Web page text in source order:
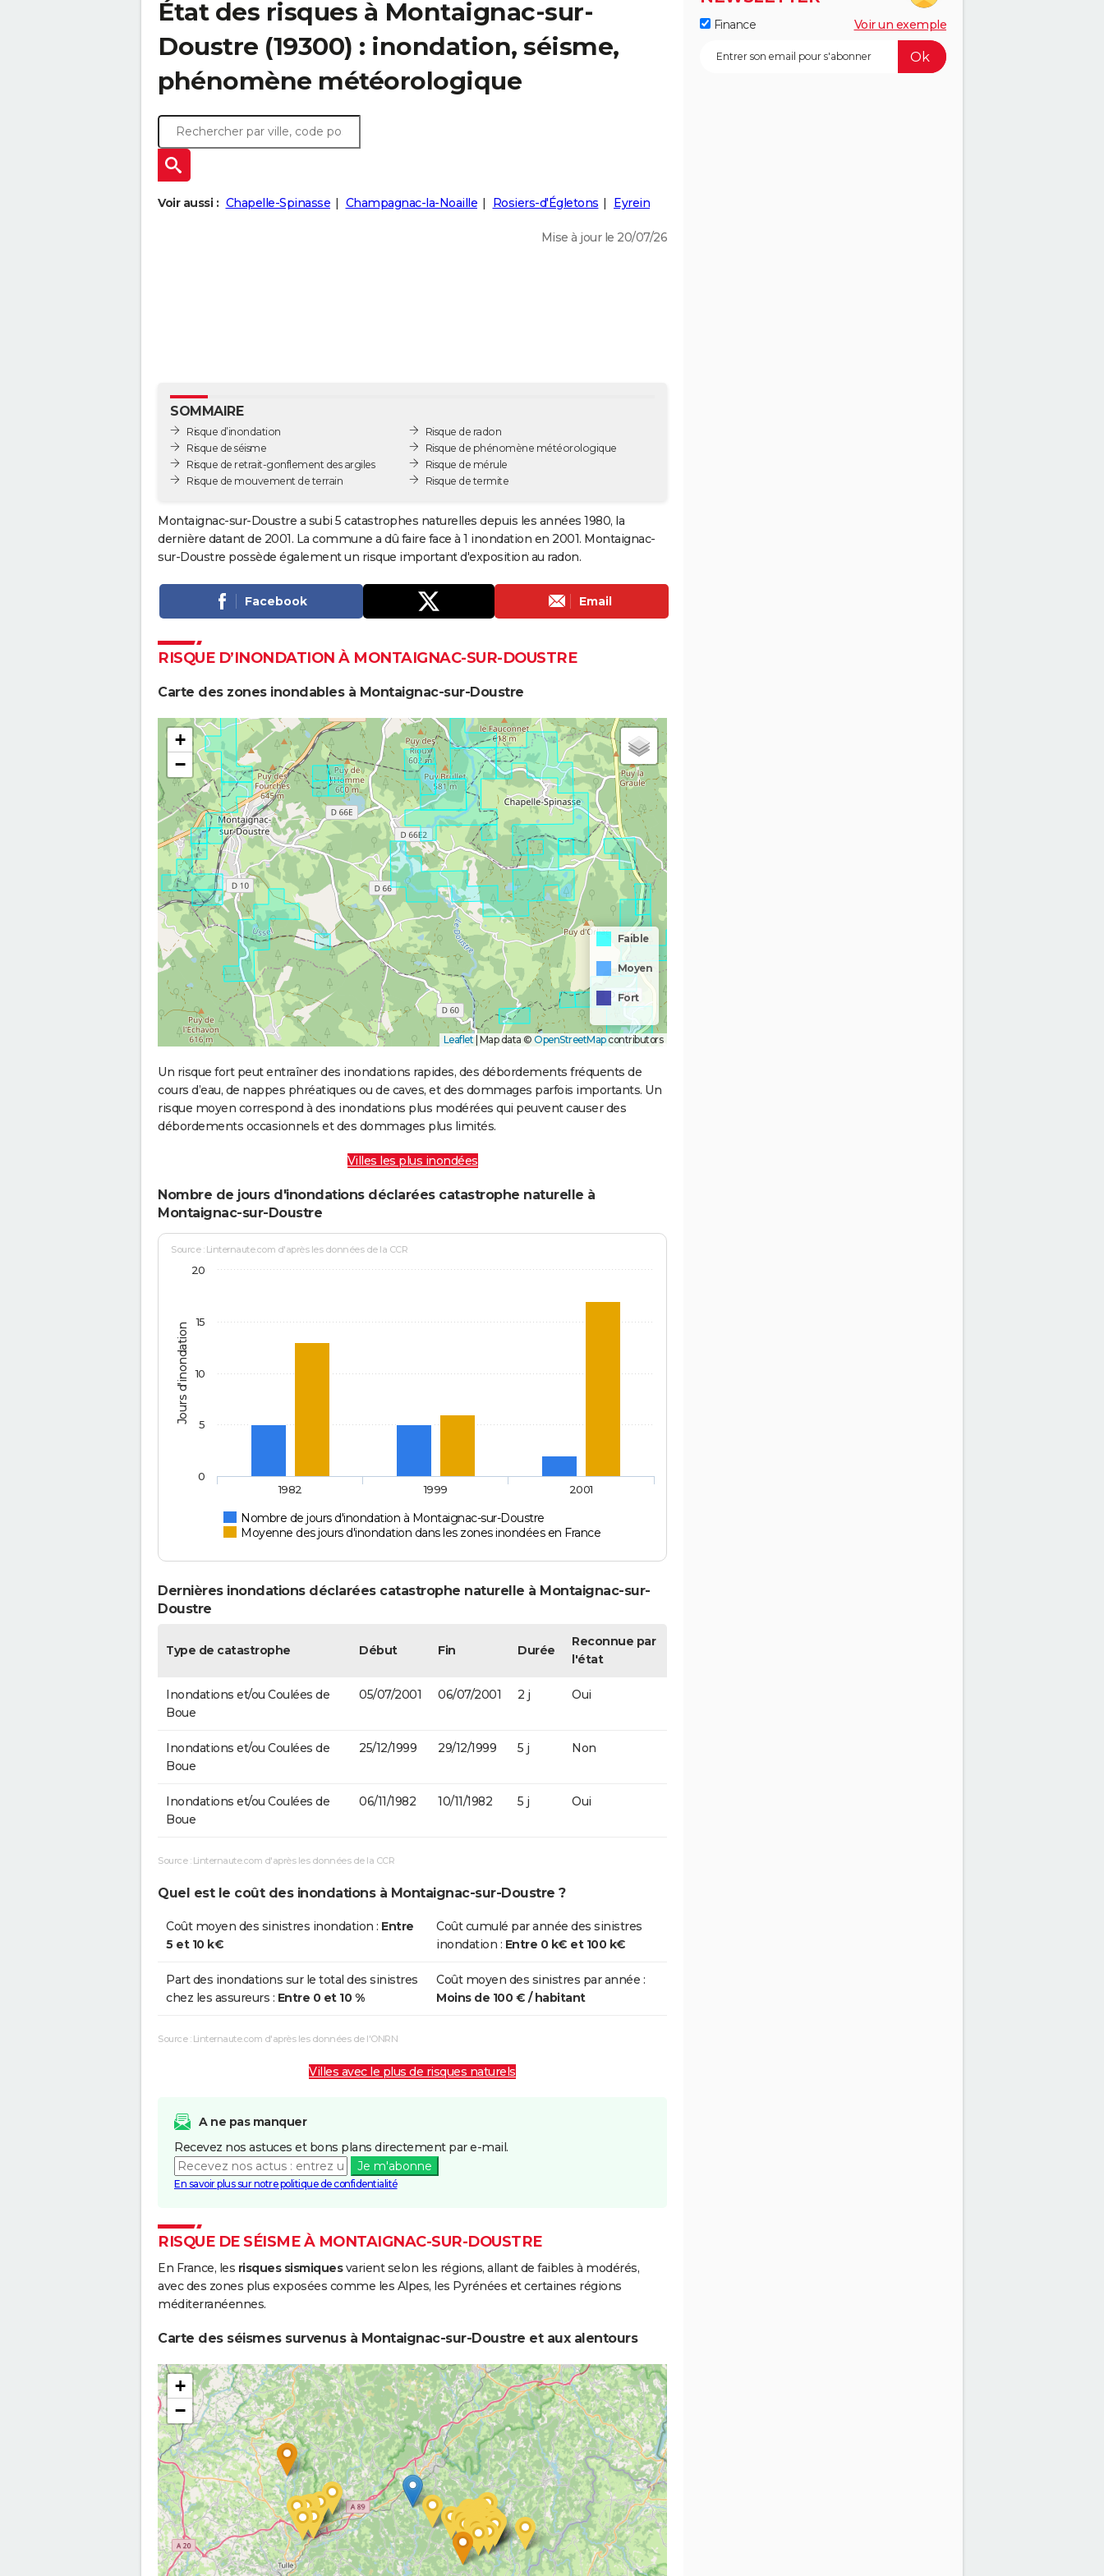
État des risques à Montaignac-sur-
Doustre (19300) : inondation, séisme,
phénomène météorologique
Voir aussi : Chapelle-Spinasse Champagnac-la-Noaille Rosiers-d'Égletons Eyrein
Mise à jour le 20/07/26
SOMMAIRE
Risque d’inondation
Risque de séisme
Risque de retrait-gonflement des argiles
Risque de mouvement de terrain
Risque de radon
Risque de phénomène météorologique
Risque de mérule
Risque de termite
Montaignac-sur-Doustre a subi 5 catastrophes naturelles depuis les années 1980, la
dernière datant de 2001. La commune a dû faire face à 1 inondation en 2001. Montaignac-
sur-Doustre possède également un risque important d'exposition au radon.
Facebook Email
RISQUE D’INONDATION À MONTAIGNAC-SUR-DOUSTRE
Carte des zones inondables à Montaignac-sur-Doustre
+
−
Faible
Moyen
Fort
Leaflet Map data © OpenStreetMapcontributors
Un risque fort peut entraîner des inondations rapides, des débordements fréquents de
cours d’eau, de nappes phréatiques ou de caves, et des dommages parfois importants. Un
risque moyen correspond à des inondations plus modérées qui peuvent causer des
débordements occasionnels et des dommages plus limités.
Villes les plus inondées
Nombre de jours d'inondations déclarées catastrophe naturelle à
Montaignac-sur-Doustre
Jours d'inondation
Source : Linternaute.com d'après les données de la CCR
Nombre de jours d'inondation à Montaignac-sur-Doustre
Moyenne des jours d'inondation dans les zones inondées en France
1982 1999 2001
0
5
10
15
20
Dernières inondations déclarées catastrophe naturelle à Montaignac-sur-
Doustre
Type de catastrophe Début Fin Durée
Reconnue par
l'état
Inondations et/ou Coulées de
Boue
05/07/2001 06/07/2001 2 j Oui
Inondations et/ou Coulées de
Boue
25/12/1999 29/12/1999 5 j Non
Inondations et/ou Coulées de
Boue
06/11/1982 10/11/1982 5 j Oui
Source : Linternaute.com d'après les données de la CCR
Quel est le coût des inondations à Montaignac-sur-Doustre ?
Coût moyen des sinistres inondation : Entre
5 et 10 k€
Coût cumulé par année des sinistres
inondation : Entre 0 k€ et 100 k€
Part des inondations sur le total des sinistres
chez les assureurs : Entre 0 et 10 %
Coût moyen des sinistres par année :
Moins de 100 € / habitant
Source : Linternaute.com d'après les données de l'ONRN
Villes avec le plus de risques naturels
A ne pas manquer
Recevez nos astuces et bons plans directement par e-mail.
Je m'abonne
En savoir plus sur notre politique de confidentialité
RISQUE DE SÉISME À MONTAIGNAC-SUR-DOUSTRE
En France, les risques sismiquesvarient selon les régions, allant de faibles à modérés,
avec des zones plus exposées comme les Alpes, les Pyrénées et certaines régions
méditerranéennes.
Carte des séismes survenus à Montaignac-sur-Doustre et aux alentours
+
−
Finance Voir un exemple